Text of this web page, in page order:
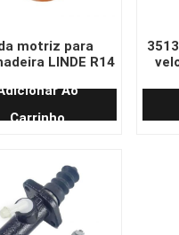
motriz para
LINDE R14
Ao
Carrinho